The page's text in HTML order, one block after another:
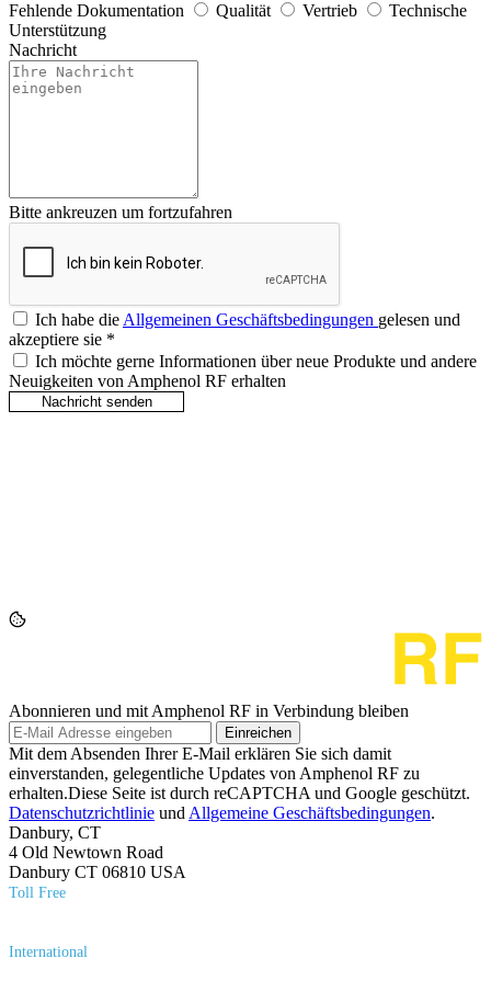
Fehlende Dokumentation
Qualität Vertrieb
Technische
Unterstützung
Nachricht
Bitte ankreuzen um fortzufahren
Ich habe dieAllgemeinen Geschäftsbedingungen gelesen und
akzeptiere sie *
Ich möchte gerne Informationen über neue Produkte und andere
Neuigkeiten von Amphenol RF erhalten
Abonnieren und mit Amphenol RF in Verbindung bleiben
Einreichen
Mit dem Absenden Ihrer E-Mail erklären Sie sich damit
einverstanden, gelegentliche Updates von Amphenol RF zu
erhalten.Diese Seite ist durch reCAPTCHA und Google geschützt.
Datenschutzrichtlinie und Allgemeine Geschäftsbedingungen.
Danbury, CT
4 Old Newtown Road
Danbury CT 06810 USA
Toll Free
International